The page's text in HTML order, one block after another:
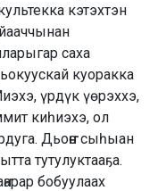
кэтэхтэн
саха
куоракка
үрдүк үөрэххэ,
киһиэхэ, ол
Дьоҥҥо сыһыан
тутулуктааҕа.
бобуулаах